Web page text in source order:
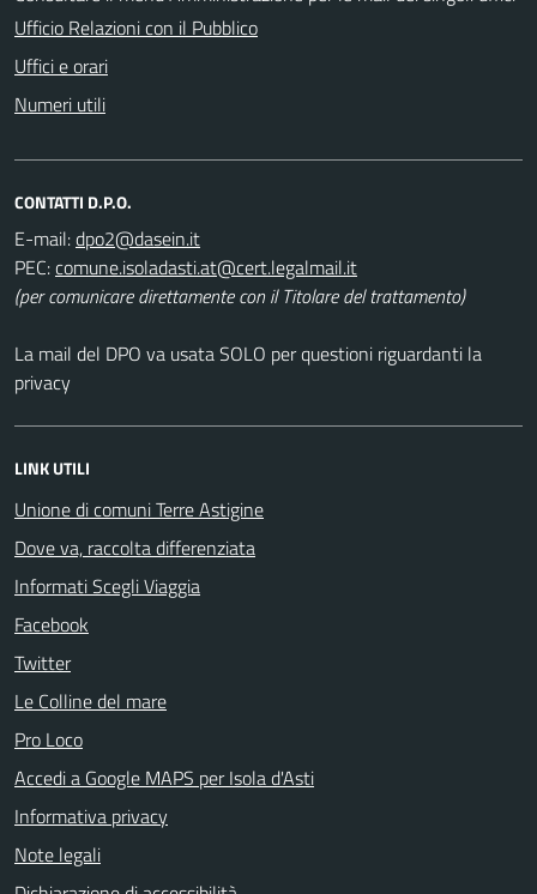
Ufficio Relazioni con il Pubblico
Uffici e orari
Numeri utili
CONTATTI D.P.O.
E-mail:
PEC:
(per comunicare direttamente con il Titolare del trattamento)
La mail del DPO va usata SOLO per questioni riguardanti la
privacy
LINK UTILI
Unione di comuni Terre Astigine
Dove va, raccolta differenziata
Informati Scegli Viaggia
Facebook
Twitter
Le Colline del mare
Pro Loco
Accedi a Google MAPS per Isola d'Asti
Informativa privacy
Note legali